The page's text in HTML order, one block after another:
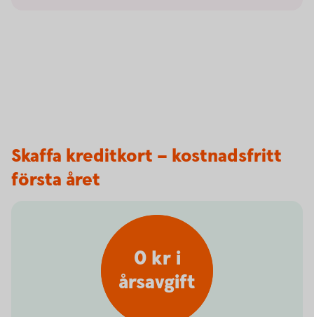
Skaffa kreditkort – kostnadsfritt
första året
0 kr i
årsavgift